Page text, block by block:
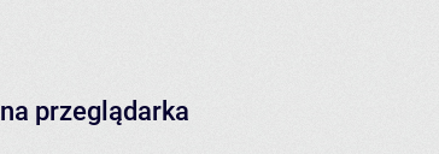
przeglądarka